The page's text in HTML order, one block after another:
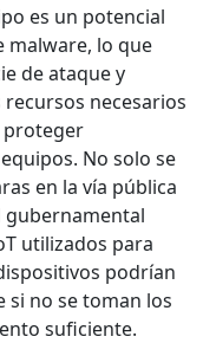
es un potencial
malware, lo que
de ataque y
necesarios
proteger
No solo se
en la vía pública
gubernamental
utilizados para
podrían
si no se toman los
suficiente.